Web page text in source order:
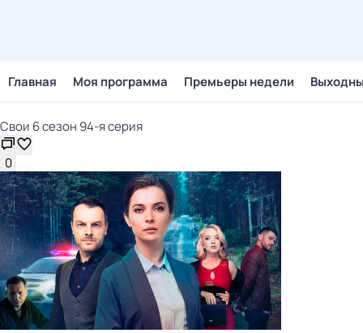
Главная Моя программа Премьеры недели
Свои 6 сезон 94-я серия
0